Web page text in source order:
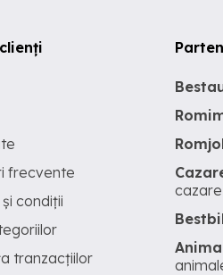
frecvente
condiții
tranzacțiilor
cazare